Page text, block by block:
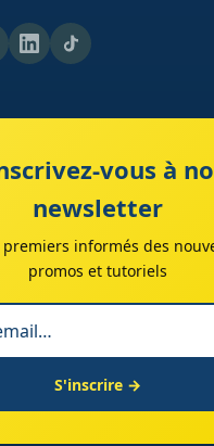
vous à
newsletter
premiers informés des
promos et tutoriels
S'inscrire →